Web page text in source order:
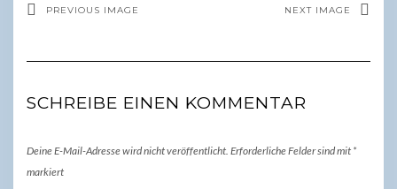
PREVIOUS IMAGE NEXT IMAGE
SCHREIBE EINEN KOMMENTAR
Deine E-Mail-Adresse wird nicht veröffentlicht. Erforderliche Felder sind mit *
markiert